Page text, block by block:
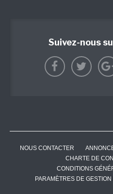
Suivez-nous
NOUS CONTACTER
CHARTE DE
CONDITIONS
PARAMÈTRES DE